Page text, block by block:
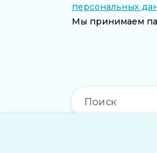
персональных
Мы принимаем